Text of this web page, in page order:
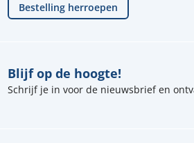
Blijf op de hoogte!
Schrijf je in voor de nieuwsbrief en
Bestelling herroepen